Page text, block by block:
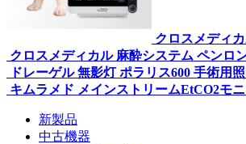
クロスメディ
クロスメディカル 麻酔システム ペンロ
ドレーゲル 無影灯 ポラリス600 手術用
キムラメド メインストリームEtCO2モ
新製品
中古機器